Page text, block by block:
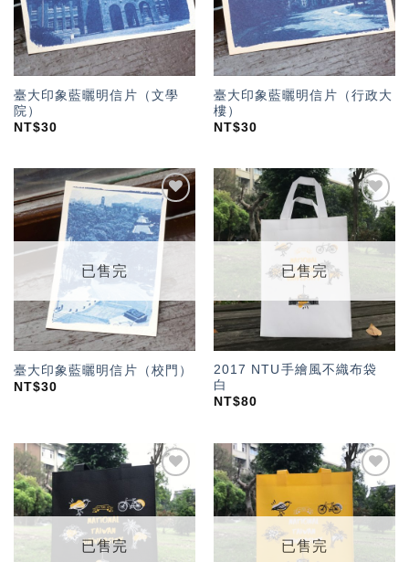
臺大印象藍曬明信片（文學
院）
NT$30
臺大印象藍曬明信片（行政大
樓）
NT$30
加入
「願
望輕
單」
已售完
臺大印象藍曬明信片（校門）
NT$30
加入
「願
望輕
已售完
2017 NTU手繪風不織布袋
白
NT$80
加入
「願
望輕
單」
已售完
加入
「願
望輕
單」
已售完